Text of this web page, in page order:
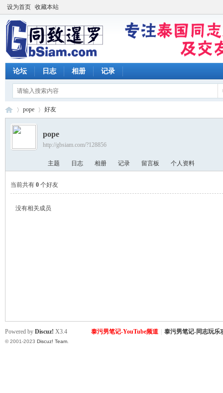
设为首页 收藏本站
论坛 日志 相册 记录
›
pope
›
好友
pope
http://gbsiam.com/?128856
主题 日志 相册 记录 留言板 个人资料
当前共有 0个好友
没有相关成员
泰污男笔记-YouTube频道 泰污男笔记-同志玩乐
Powered by Discuz! X3.4
© 2001-2023 Discuz! Team.